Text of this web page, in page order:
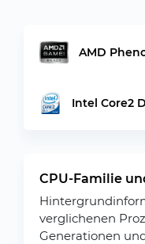
AMD
Intel Core2
CPU-Familie
verglichenen
Generationen